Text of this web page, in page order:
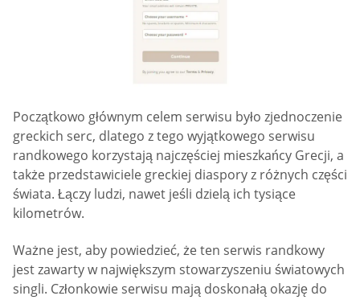
Początkowo głównym celem serwisu było zjednoczenie
greckich serc, dlatego z tego wyjątkowego serwisu
randkowego korzystają najczęściej mieszkańcy Grecji, a
także przedstawiciele greckiej diaspory z różnych części
świata. Łączy ludzi, nawet jeśli dzielą ich tysiące
kilometrów.
Ważne jest, aby powiedzieć, że ten serwis randkowy
jest zawarty w największym stowarzyszeniu światowych
singli. Członkowie serwisu mają doskonałą okazję do